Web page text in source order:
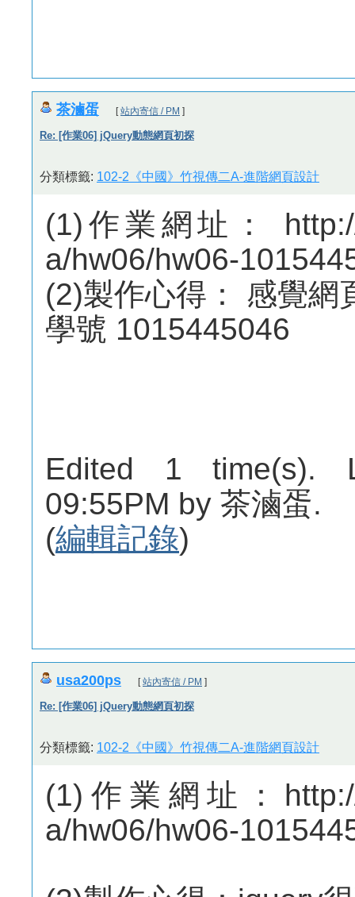
茶滷蛋 [站內寄信 / PM ]
Re: [作業06] jQuery動態網頁初探
分類標籤: 102-2《中國》竹視傳二A-進階網頁設計
(1)作業網址：
a/hw06/hw06-
(2)製作心得： 感覺
學號 1015445046
Edited 1 time(s).
09:55PM by 茶滷蛋.
(編輯記錄)
usa200ps [站內寄信 / PM ]
Re: [作業06] jQuery動態網頁初探
分類標籤: 102-2《中國》竹視傳二A-進階網頁設計
(1)作業網址：http://
a/hw06/hw06-